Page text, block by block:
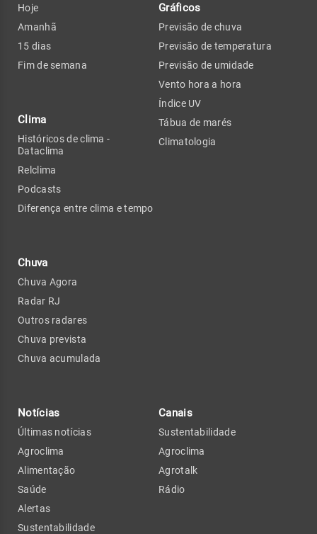
Hoje
Amanhã
15 dias
Fim de semana
Clima
Históricos de clima -
Dataclima
Relclima
Podcasts
Diferença entre clima e tempo
Chuva
Chuva Agora
Radar RJ
Outros radares
Chuva prevista
Chuva acumulada
Gráficos
Previsão de chuva
Previsão de temperatura
Previsão de umidade
Vento hora a hora
Índice UV
Tábua de marés
Climatologia
Notícias
Últimas notícias
Agroclima
Alimentação
Saúde
Alertas
Sustentabilidade
Canais
Sustentabilidade
Agroclima
Agrotalk
Rádio